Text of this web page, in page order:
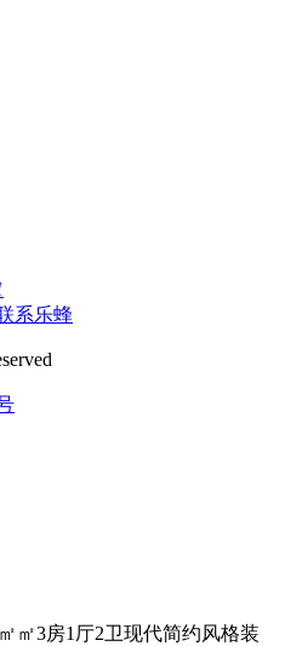
系乐蜂
㎡3房1厅2卫现代简约风格装